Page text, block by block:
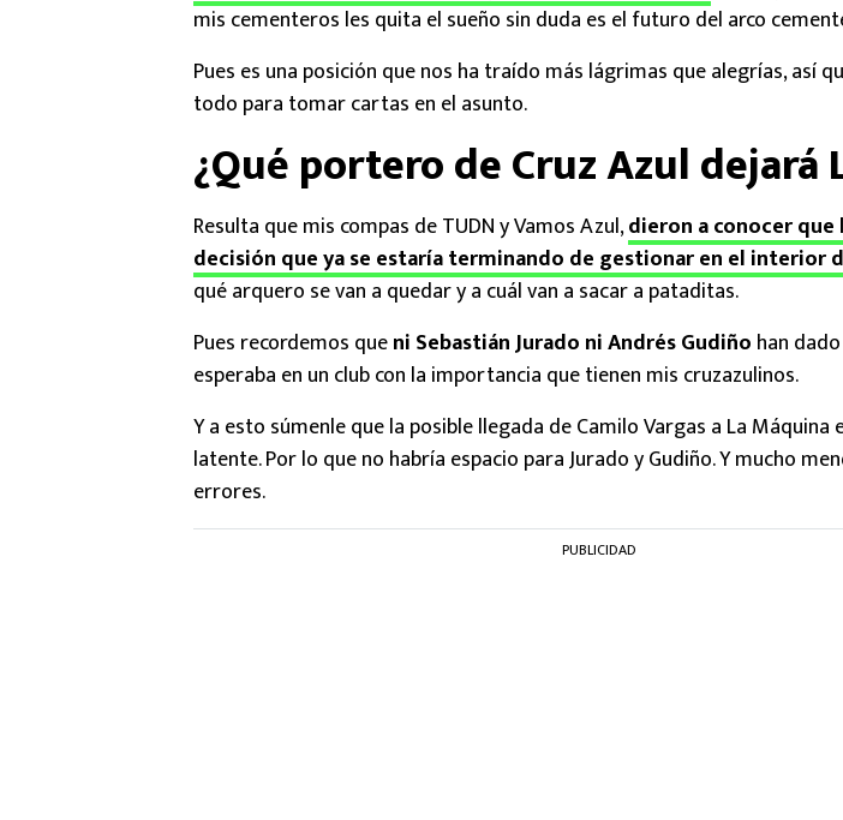
mis cementeros les quita el sueño sin duda es el futuro del arco
Pues es una posición que nos ha traído más lágrimas que alegrías, así
todo para tomar cartas en el asunto.
¿Qué portero de Cruz Azul dejará
Resulta que mis compas de TUDN y Vamos Azul,dieron a conocer
decisión que ya se estaría terminando de gestionar en el interior
qué arquero se van a quedar y a cuál van a sacar a pataditas.
Pues recordemos queni Sebastián Jurado ni Andrés Gudiño han
esperaba en un club con la importancia que tienen mis cruzazulinos.
Y a esto súmenle que la posible llegada de Camilo Vargas a La Máquina
latente. Por lo que no habría espacio para Jurado y Gudiño. Y mucho
errores.
PUBLICIDAD